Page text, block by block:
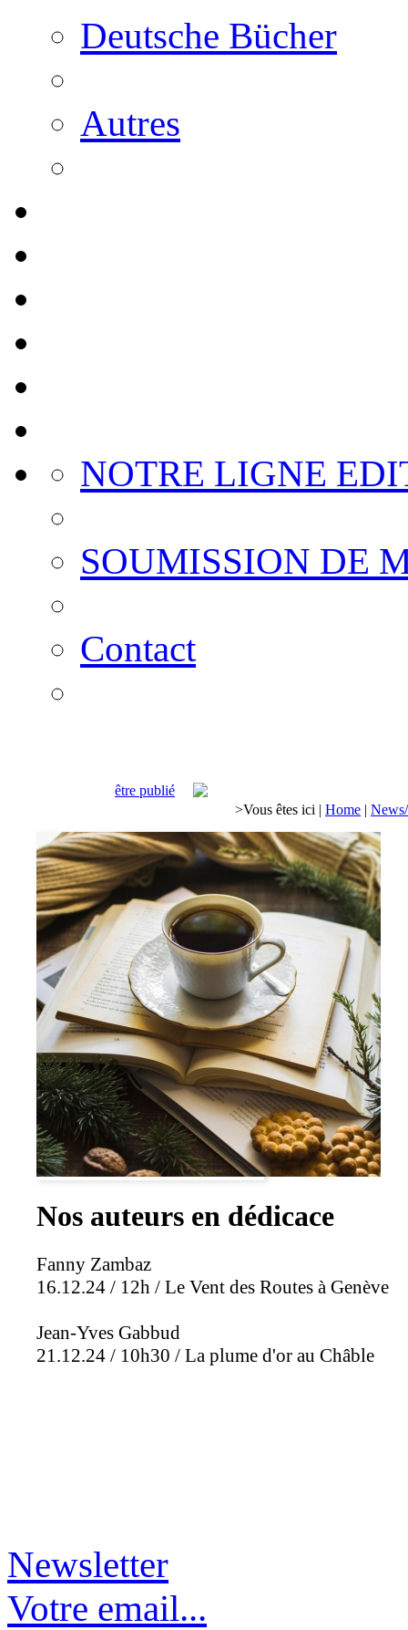
Deutsche Bücher
Autres
NOTRE LIGNE
SOUMISSION DE
Contact
être publié
>Vous êtes ici | Home |
Nos auteurs en dédicace
Fanny Zambaz
16.12.24 / 12h / Le Vent des Routes à Genève
Jean-Yves Gabbud
21.12.24 / 10h30 / La plume d'or au Châble
Newsletter
Votre email...